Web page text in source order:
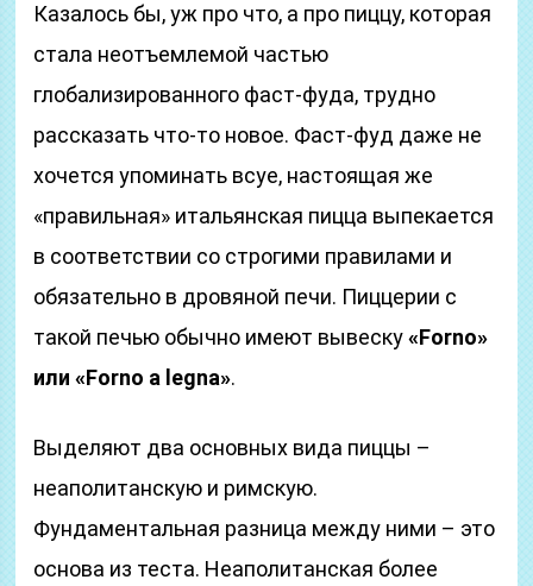
Казалось бы, уж про что, а про пиццу, которая
стала неотъемлемой частью
глобализированного фаст-фуда, трудно
рассказать что-то новое. Фаст-фуд даже не
хочется упоминать всуе, настоящая же
«правильная» итальянская пицца выпекается
в соответствии со строгими правилами и
обязательно в дровяной печи. Пиццерии с
такой печью обычно имеют вывеску«Forno»
или «Forno a legna».
Выделяют два основных вида пиццы –
неаполитанскую и римскую.
Фундаментальная разница между ними – это
основа из теста. Неаполитанская более